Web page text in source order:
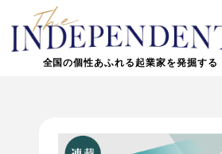
全国の個性あふれる起業家を発掘する